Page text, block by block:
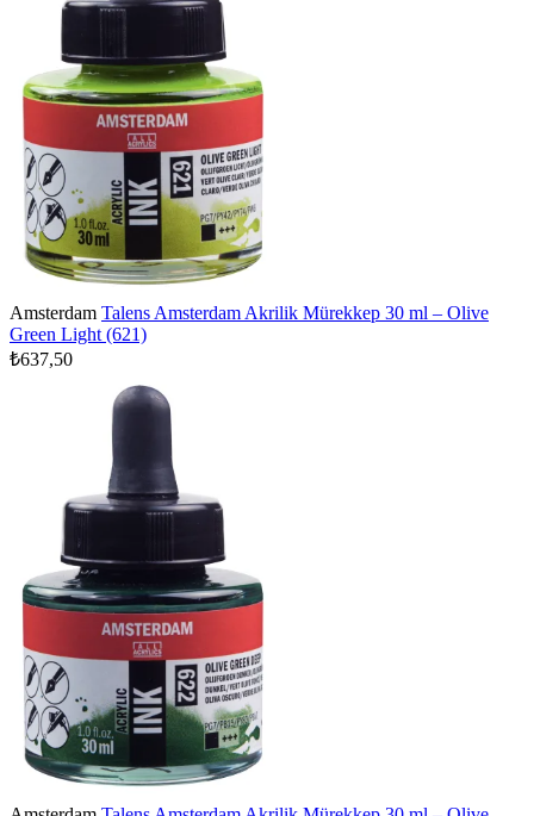
Amsterdam Talens Amsterdam Akrilik Mürekkep 30 ml – Olive
Green Light (621)
₺637,50